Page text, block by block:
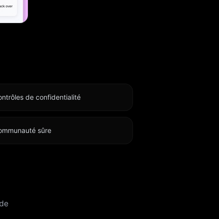
et
de confidentialité
sûre